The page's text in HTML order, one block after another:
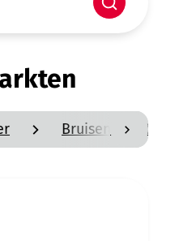
Zoeken
scroll
Bruisend Aalter